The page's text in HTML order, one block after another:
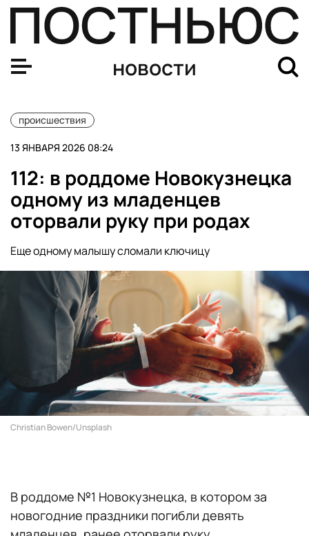
новости
происшествия
13 ЯНВАРЯ 2026 08:24
112: в роддоме Новокузнецка
одному из младенцев
оторвали руку при родах
Еще одному малышу сломали ключицу
Christian Bowen/Unsplash
В роддоме №1 Новокузнецка, в котором за
новогодние праздники погибли девять
Девять младенцев умерли в новокузнецком роддоме